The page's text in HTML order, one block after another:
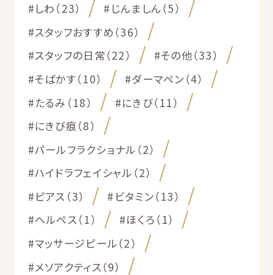
#しわ（23）
#じんましん（5）
#スタッフおすすめ（36）
#スタッフの日常（22）
#その他（33）
#そばかす（10）
#ダーマペン（4）
#たるみ（18）
#にきび（11）
#にきび痕（8）
#パールフラクショナル（2）
#ハイドラフェイシャル（2）
#ピアス（3）
#ビタミン（13）
#ヘルペス（1）
#ほくろ（1）
#マッサージピール（2）
#メソアクティス（9）